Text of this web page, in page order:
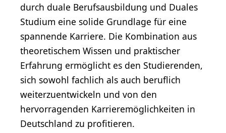
durch duale Berufsausbildung und Duales
Studium eine solide Grundlage für eine
spannende Karriere. Die Kombination aus
theoretischem Wissen und praktischer
Erfahrung ermöglicht es den Studierenden,
sich sowohl fachlich als auch beruflich
weiterzuentwickeln und von den
hervorragenden Karrieremöglichkeiten in
Deutschland zu profitieren.